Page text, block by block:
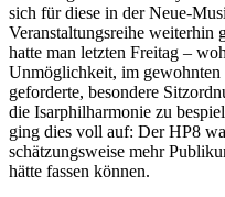
sich für diese in der Neue-
Veranstaltungsreihe weiterhin
hatte man letzten Freitag –
Unmöglichkeit, im gewohnten
geforderte, besondere
die Isarphilharmonie zu
ging dies voll auf: Der HP8
schätzungsweise mehr
hätte fassen können.